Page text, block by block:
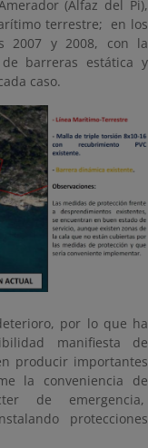
(Alfaz del Pi),
terrestre; en los
2007 y 2008, con la
barreras estática y
caso.
por lo que ha
manifiesta de
producir importantes
la conveniencia de
de emergencia,
protecciones